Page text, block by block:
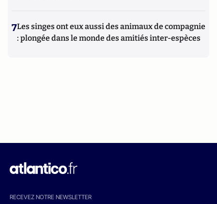
7Les singes ont eux aussi des animaux de compagnie
: plongée dans le monde des amitiés inter-espèces
RECEVEZ NOTRE NEWSLETTER